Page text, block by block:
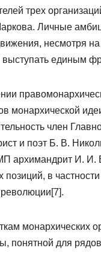
трех
Личные
несмотря
единым
монархической
член
и поэт Б. В.
архимандрит И. И.
позиций, в
монархических
понятной для